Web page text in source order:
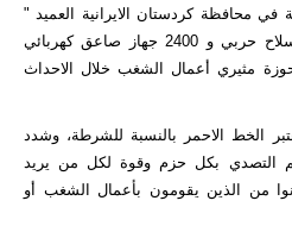
محافظة كردستان الايرانية العميد "
علي آزادي "، ضبط 106 قطعة سلاح حربي و 2400 جهاز صاعق كهربائي
بحوزة مثيري أعمال الشغب خلال الاحداث
الخط الاحمر بالنسبة للشرطة، وشدد
التصدي بكل حزم وقوة لكل من يريد
من الذين يقومون بأعمال الشغب أو